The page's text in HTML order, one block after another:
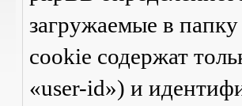
загружаемые в
cookie содержат
«user-id») и